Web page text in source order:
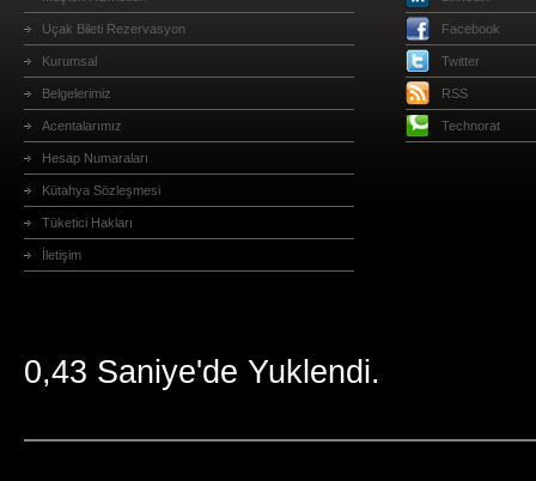
Uçak Bileti Rezervasyon
Kurumsal
Belgelerimiz
Acentalarımız
Hesap Numaraları
Kütahya Sözleşmesi
Tüketici Hakları
İletişim
Facebook
Twitter
RSS
Technorat
0,43 Saniye'de Yuklendi.